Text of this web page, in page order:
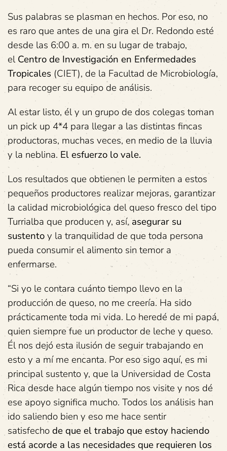
Sus palabras se plasman en hechos. Por eso, no
es raro que antes de una gira el Dr. Redondo esté
desde las 6:00 a. m. en su lugar de trabajo,
elCentro de Investigación en Enfermedades
Tropicales (CIET), de la Facultad de Microbiología,
para recoger su equipo de análisis.
Al estar listo, él y un grupo de dos colegas toman
un pick up 4*4 para llegar a las distintas fincas
productoras, muchas veces, en medio de la lluvia
y la neblina. El esfuerzo lo vale.
Los resultados que obtienen le permiten a estos
pequeños productores realizar mejoras, garantizar
la calidad microbiológica del queso fresco del tipo
Turrialba que producen y, así,asegurar su
sustentoy la tranquilidad de que toda persona
pueda consumir el alimento sin temor a
enfermarse.
“Si yo le contara cuánto tiempo llevo en la
producción de queso, no me creería. Ha sido
prácticamente toda mi vida. Lo heredé de mi papá,
quien siempre fue un productor de leche y queso.
Él nos dejó esta ilusión de seguir trabajando en
esto y a mí me encanta. Por eso sigo aquí, es mi
principal sustento y, que la Universidad de Costa
Rica desde hace algún tiempo nos visite y nos dé
ese apoyo significa mucho. Todos los análisis han
ido saliendo bien y eso me hace sentir
satisfechode que el trabajo que estoy haciendo
está acorde a las necesidades que requieren los